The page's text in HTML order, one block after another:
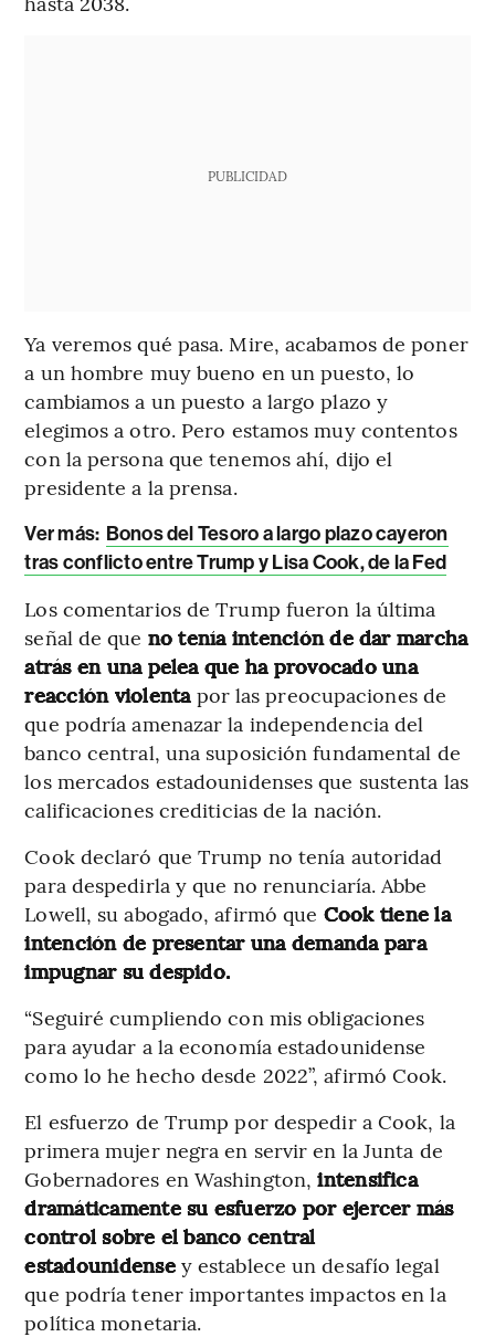
PUBLICIDAD
Ya veremos qué pasa. Mire, acabamos de poner
a un hombre muy bueno en un puesto, lo
cambiamos a un puesto a largo plazo y
elegimos a otro. Pero estamos muy contentos
con la persona que tenemos ahí, dijo el
presidente a la prensa.
Ver más: Bonos del Tesoro a largo plazo cayeron
tras conflicto entre Trump y Lisa Cook, de la Fed
Los comentarios de Trump fueron la última
señal de que no tenía intención de dar marcha
atrás en una pelea que ha provocado una
reacción violentapor las preocupaciones de
que podría amenazar la independencia del
banco central, una suposición fundamental de
los mercados estadounidenses que sustenta las
calificaciones crediticias de la nación.
Cook declaró que Trump no tenía autoridad
para despedirla y que no renunciaría. Abbe
Lowell, su abogado, afirmó que Cook tiene la
intención de presentar una demanda para
impugnar su despido.
“Seguiré cumpliendo con mis obligaciones
para ayudar a la economía estadounidense
como lo he hecho desde 2022”, afirmó Cook.
El esfuerzo de Trump por despedir a Cook, la
primera mujer negra en servir en la Junta de
Gobernadores en Washington, intensifica
dramáticamente su esfuerzo por ejercer más
control sobre el banco central
estadounidensey establece un desafío legal
que podría tener importantes impactos en la
política monetaria.